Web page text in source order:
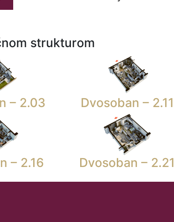
strukturom
– 2.03 Dvosoban – 2.11
– 2.16 Dvosoban – 2.21